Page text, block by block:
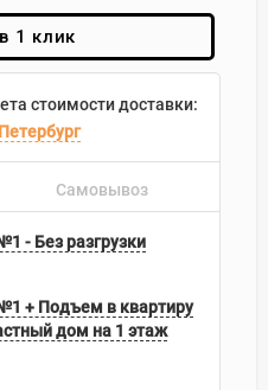
1 клик
стоимости доставки:
Самовывоз
- Без разгрузки
+ Подъем в квартиру
дом на 1 этаж